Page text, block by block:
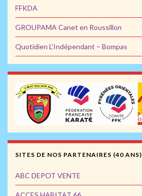
FFKDA
GROUPAMA Canet en Roussillon
Quotidien L'Indépendant – Bompas
SITES DE NOS PARTENAIRES (40 ANS)
ABC DEPOT VENTE